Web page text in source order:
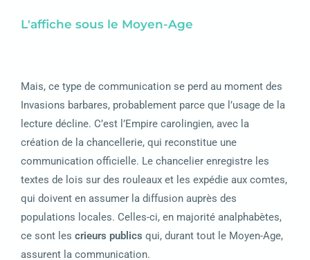
L'affiche sous le Moyen-Age
Mais, ce type de communication se perd au moment des
Invasions barbares, probablement parce que l’usage de la
lecture décline. C’est l’Empire carolingien, avec la
création de la chancellerie, qui reconstitue une
communication officielle. Le chancelier enregistre les
textes de lois sur des rouleaux et les expédie aux comtes,
qui doivent en assumer la diffusion auprès des
populations locales. Celles-ci, en majorité analphabètes,
ce sont les crieurs publics qui, durant tout le Moyen-Age,
assurent la communication.